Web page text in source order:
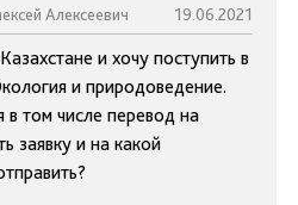
Алексеевич 19.06.2021
и хочу поступить в
и природоведение.
том числе перевод на
заявку и на какой